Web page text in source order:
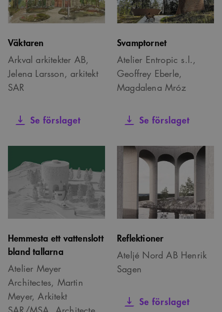
Väktaren
Arkval arkitekter AB,
Jelena Larsson, arkitekt
SAR
Se förslaget
Svamptornet
Atelier Entropic s.l.,
Geoffrey Eberle,
Magdalena Mróz
Se förslaget
Hemmesta ett vattenslott
bland tallarna
Atelier Meyer
Architectes, Martin
Meyer, Arkitekt
Reflektioner
Ateljé Nord AB Henrik
Sagen
Se förslaget